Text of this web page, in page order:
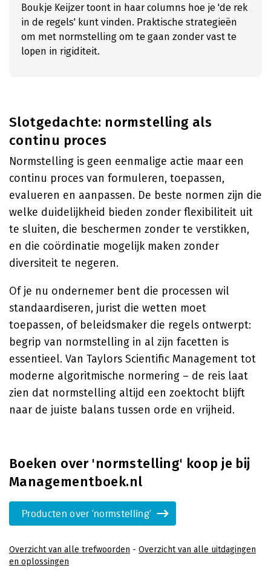
Boukje Keijzer toont in haar columns hoe je 'de rek
in de regels' kunt vinden. Praktische strategieën
om met normstelling om te gaan zonder vast te
lopen in rigiditeit.
Slotgedachte: normstelling als
continu proces
Normstelling is geen eenmalige actie maar een
continu proces van formuleren, toepassen,
evalueren en aanpassen. De beste normen zijn die
welke duidelijkheid bieden zonder flexibiliteit uit
te sluiten, die beschermen zonder te verstikken,
en die coördinatie mogelijk maken zonder
diversiteit te negeren.
Of je nu ondernemer bent die processen wil
standaardiseren, jurist die wetten moet
toepassen, of beleidsmaker die regels ontwerpt:
begrip van normstelling in al zijn facetten is
essentieel. Van Taylors Scientific Management tot
moderne algoritmische normering – de reis laat
zien dat normstelling altijd een zoektocht blijft
naar de juiste balans tussen orde en vrijheid.
Boeken over 'normstelling' koop je bij
Managementboek.nl
Producten over 'normstelling'
Overzicht van alle trefwoorden - Overzicht van alle uitdagingen
en oplossingen